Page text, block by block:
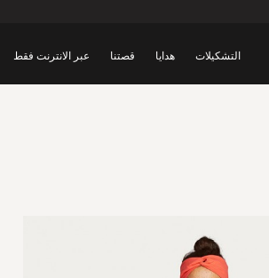
التشكيلات هدايا قصتنا عبر الانترنت فقط